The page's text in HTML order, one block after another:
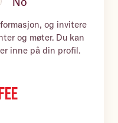
og invitere
og møter. Du kan
inne på din profil.